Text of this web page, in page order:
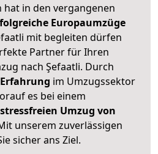
in den vergangenen
Europaumzüge
mit begleiten dürfen
Partner für Ihren
nach Şefaatli. Durch
im Umzugssektor
es bei einem
Umzug von
unserem zuverlässigen
sicher ans Ziel.